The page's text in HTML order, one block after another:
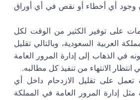
وجود أي أخطاء أو نقص في أي أوراق
على توفير الكثير من الوقت لكل
العربية السعودية، وبالتالي تقليل
في الذهاب إلى إدارة المرور العامة
الانتهاء من تنفيذ كل مطالبه.
تعمل على تقليل الازدحام داخل أي
إدارة المرور العامة في المملكة